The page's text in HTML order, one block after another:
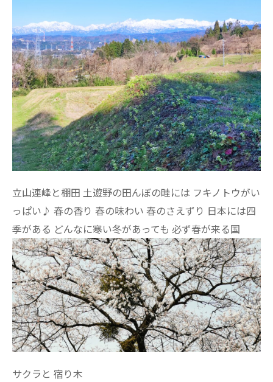
立山連峰と棚田 土遊野の田んぼの畦には フキノトウがい
っぱい♪ 春の香り 春の味わい 春のさえずり 日本には四
季がある どんなに寒い冬があっても 必ず春が来る国
サクラと 宿り木